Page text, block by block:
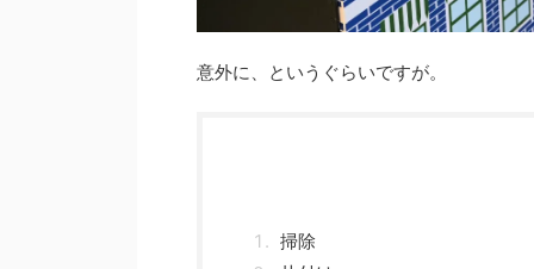
意外に、というぐらいですが。
掃除